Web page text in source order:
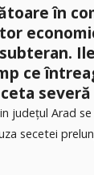
în
ce
județul Arad
secetei